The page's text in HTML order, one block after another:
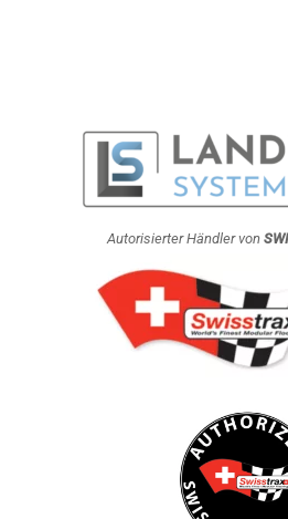
Autorisierter Händler von